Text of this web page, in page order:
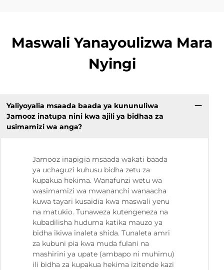
Maswali Yanayoulizwa Mara
Nyingi
Yaliyoyalia msaada baada ya kununuliwa
Jamooz inatupa nini kwa ajili ya bidhaa za
usimamizi wa anga?
Jamooz inapigia msaada wakati baada
ya uchaguzi kuhusu bidha zetu za
kupakua hekima. Wanafunzi wetu wa
wasimamizi wa mwananchi wanaacha
kuwa tayari kusaidia kwa maswali yenu
na matukio. Tunaweza kutengeneza na
kubadilisha huduma katika mauzo ya
bidha ikiwa inaleta shida. Tunaleta amri
za kubuni pia kwa muda fulani na
mashirini ya upate (ambapo ni muhimu)
ili bidha za kupakua hekima izitende kazi